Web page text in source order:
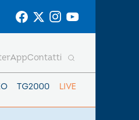
TG2000 LIVE
AppContatti